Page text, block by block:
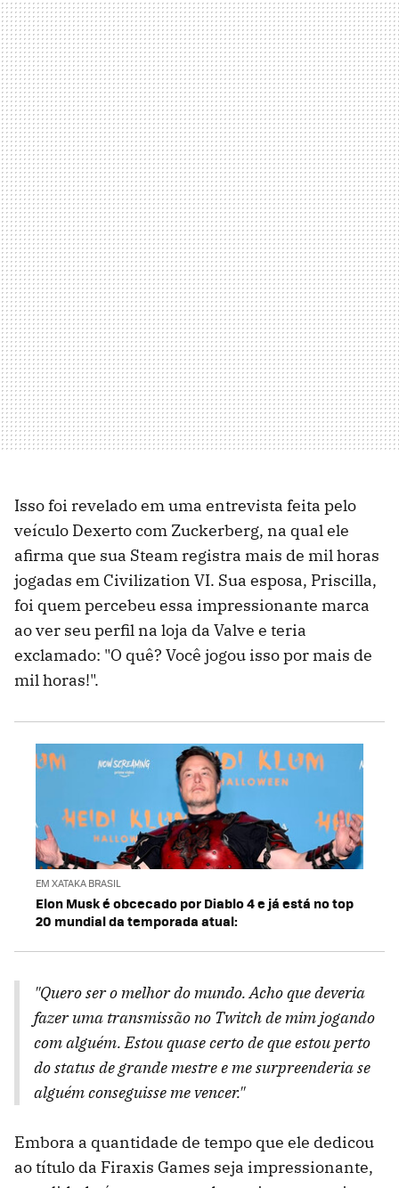
Isso foi revelado em uma entrevista feita pelo
veículo Dexerto com Zuckerberg, na qual ele
afirma que sua Steam registra mais de mil horas
jogadas em Civilization VI. Sua esposa, Priscilla,
foi quem percebeu essa impressionante marca
ao ver seu perfil na loja da Valve e teria
exclamado: "O quê? Você jogou isso por mais de
mil horas!".
EM XATAKA BRASIL
Elon Musk é obcecado por Diablo 4 e já está no top
20 mundial da temporada atual:
"Quero ser o melhor do mundo. Acho que deveria
fazer uma transmissão no Twitch de mim jogando
com alguém. Estou quase certo de que estou perto
do status de grande mestre e me surpreenderia se
alguém conseguisse me vencer."
Embora a quantidade de tempo que ele dedicou
ao título da Firaxis Games seja impressionante,